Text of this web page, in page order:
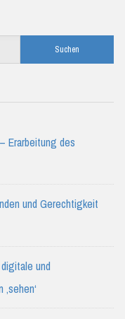
nach:
Erarbeitung des
und Gerechtigkeit
und